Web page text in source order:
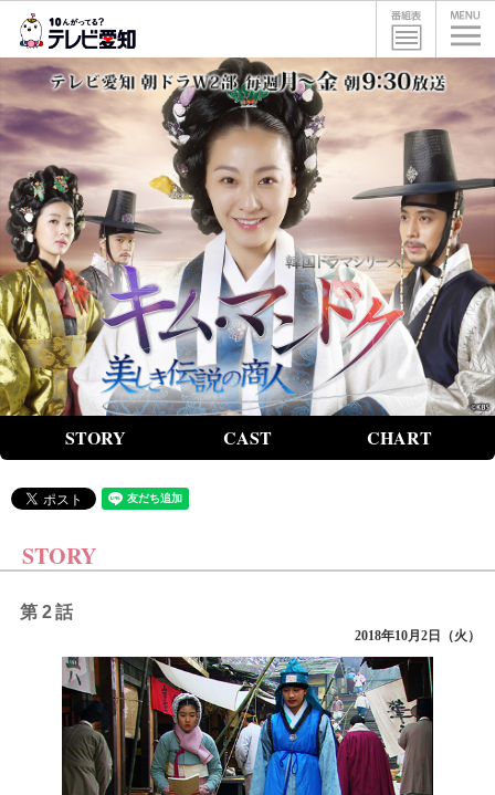
STORY CAST CHART
STORY
第2話
2018年10月2日（火）